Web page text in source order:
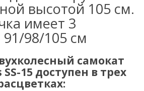
высотой 105 см.
имеет 3
98/105 см
самокат
15 доступен в трех